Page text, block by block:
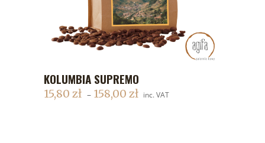
DODAJ DO KOSZYKA
KOLUMBIA SUPREMO
15,80 zł – 158,00 zł inc. VAT